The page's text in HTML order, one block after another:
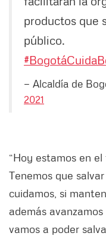
productos que
público.
— Alcaldía de
2021
“Hoy estamos en
Tenemos que
cuidamos, si
además
vamos a poder